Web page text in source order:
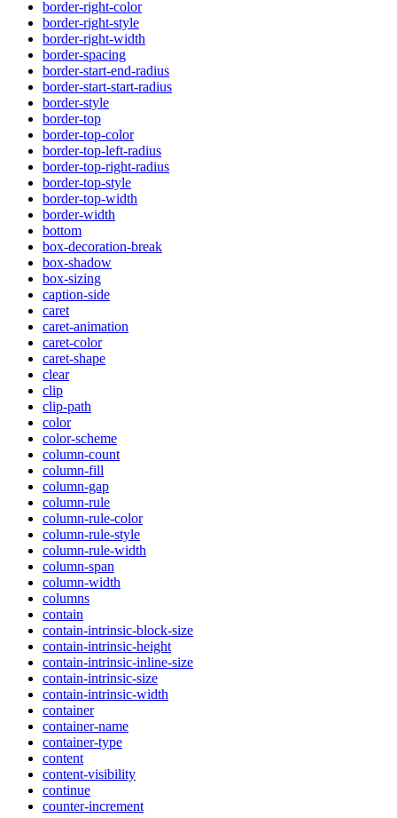
border-right-color
border-right-style
border-right-width
border-spacing
border-start-end-radius
border-start-start-radius
border-style
border-top
border-top-color
border-top-left-radius
border-top-right-radius
border-top-style
border-top-width
border-width
bottom
box-decoration-break
box-shadow
box-sizing
caption-side
caret
caret-animation
caret-color
caret-shape
clear
clip
clip-path
color
color-scheme
column-count
column-fill
column-gap
column-rule
column-rule-color
column-rule-style
column-rule-width
column-span
column-width
columns
contain
contain-intrinsic-block-size
contain-intrinsic-height
contain-intrinsic-inline-size
contain-intrinsic-size
contain-intrinsic-width
container
container-name
container-type
content
content-visibility
continue
counter-increment